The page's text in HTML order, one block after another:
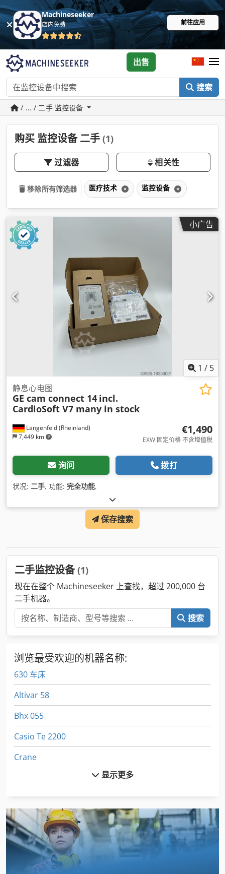
Machineseeker
店内免费 前往应用
搜索
出售
/ ... / 二手 监控设备
购买 监控设备 二手 (1)
过滤器 相关性
移除所有筛选器 医疗技术 监控设备
小广告
1 / 5
Langenfeld (Rheinland)
7,449 km
静息心电图
GE cam connect 14 incl.
CardioSoft V7 many in stock
€1,490
EXW 固定价格 不含增值税
询问 拨打
状况: 二手, 功能: 完全功能,
保存搜索
二手监控设备(1)
现在在整个 Machineseeker 上查找，超过 200,000 台
二手机器。
搜索
浏览最受欢迎的机器名称:
630 车床
Altivar 58
Bhx 055
Casio Te 2200
Crane
Fuw 250
Fz 0
Gildemeister Ct 20
显示更多